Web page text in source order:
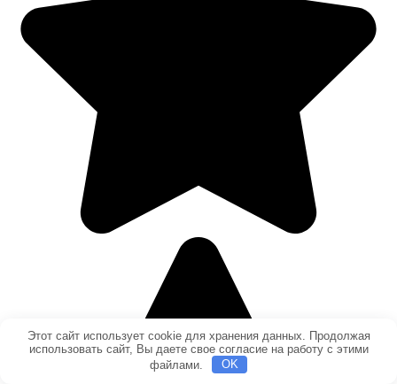
Этот сайт использует cookie для хранения данных. Продолжая
использовать сайт, Вы даете свое согласие на работу с этими
файлами.
OK